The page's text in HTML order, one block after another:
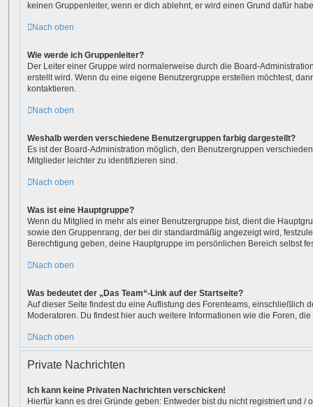
keinen Gruppenleiter, wenn er dich ablehnt, er wird einen Grund dafür
Nach oben
Wie werde ich Gruppenleiter?
Der Leiter einer Gruppe wird normalerweise durch die Board-
erstellt wird. Wenn du eine eigene Benutzergruppe erstellen möchtest,
kontaktieren.
Nach oben
Weshalb werden verschiedene Benutzergruppen farbig dargestellt?
Es ist der Board-Administration möglich, den Benutzergruppen
Mitglieder leichter zu identifizieren sind.
Nach oben
Was ist eine Hauptgruppe?
Wenn du Mitglied in mehr als einer Benutzergruppe bist, dient die
sowie den Gruppenrang, der bei dir standardmäßig angezeigt wird,
Berechtigung geben, deine Hauptgruppe im persönlichen Bereich selbst
Nach oben
Was bedeutet der „Das Team“-Link auf der Startseite?
Auf dieser Seite findest du eine Auflistung des Forenteams, einschließlich
Moderatoren. Du findest hier auch weitere Informationen wie die Foren,
Nach oben
Private Nachrichten
Ich kann keine Privaten Nachrichten verschicken!
Hierfür kann es drei Gründe geben: Entweder bist du nicht registriert und /